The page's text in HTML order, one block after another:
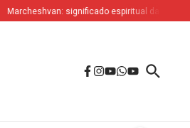
Marcheshvan: significado espiritual das letras